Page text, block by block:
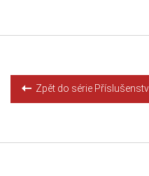
Zpět do série